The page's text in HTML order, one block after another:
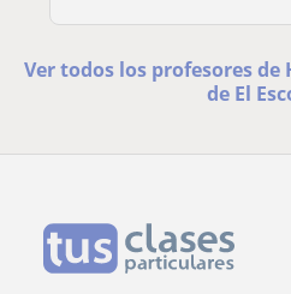
Ver todos los profesores
de El